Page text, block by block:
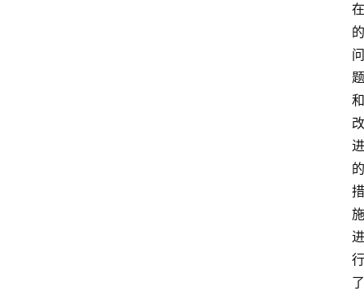
在
的
问
题
和
改
进
的
措
施
进
行
了